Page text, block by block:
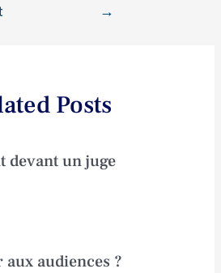
→
Posts
devant un juge
aux audiences ?